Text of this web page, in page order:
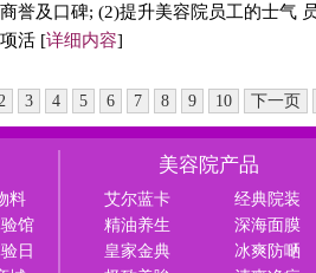
商誉及口碑; (2)提升美容院员工的士气
项活 [详细内容]
3 4 5 6 7 8 9 10 下一页
料
馆
日
美容院产品
艾尔蓝卡
经典院装
精油养生
深海面膜
皇家金典
冰爽防嗮